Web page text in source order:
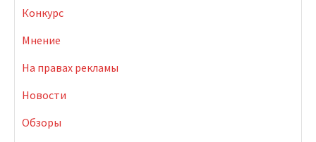
Конкурс
Мнение
На правах рекламы
Новости
Обзоры